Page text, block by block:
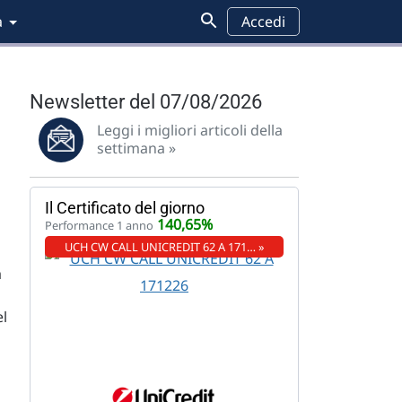
Accedi
Newsletter del 07/08/2026
Leggi i migliori articoli della
settimana »
Il Certificato del giorno
Performance 1 anno 140,65%
UCH CW CALL UNICREDIT 62 A 171… »